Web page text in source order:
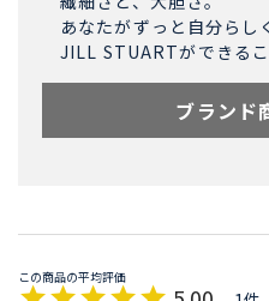
あなたがずっと自分らし
JILL STUARTができるこ
ブランド